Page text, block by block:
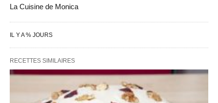
La Cuisine de Monica
IL Y A % JOURS
RECETTES SIMILAIRES